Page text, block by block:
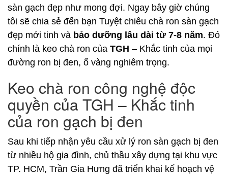
sàn gạch đẹp như mong đợi. Ngay bây giờ chúng
tôi sẽ chia sẻ đến bạn Tuyệt chiêu chà ron sàn gạch
đẹp mới tinh và bảo dưỡng lâu dài từ 7-8 năm. Đó
chính là keo chà ron của TGH – Khắc tinh của mọi
đường ron bị đen, ố vàng nghiêm trọng.
Keo chà ron công nghệ độc
quyền của TGH – Khắc tinh
của ron gạch bị đen
Sau khi tiếp nhận yêu cầu xử lý ron sàn gạch bị đen
từ nhiều hộ gia đình, chủ thầu xây dựng tại khu vực
TP. HCM, Trần Gia Hưng đã triển khai kế hoạch vệ